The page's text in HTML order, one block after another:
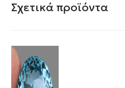
Σχετικά προϊόντα